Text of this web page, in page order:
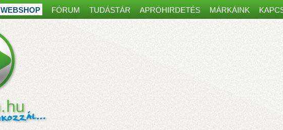
WEBSHOP FÓRUM TUDÁSTÁR APRÓHIRDETÉS MÁRKÁINK